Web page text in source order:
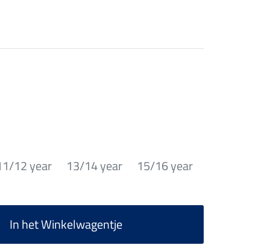
12 year 13/14 year 15/16 year
In het Winkelwagentje